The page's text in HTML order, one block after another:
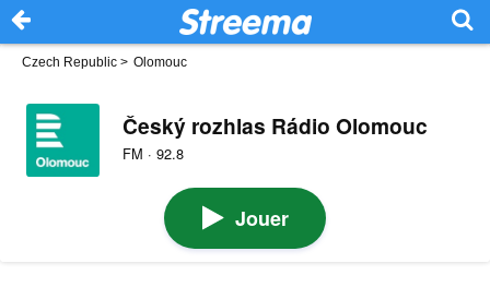
Czech Republic > Olomouc
Český rozhlas Rádio Olomouc
FM · 92.8
Jouer